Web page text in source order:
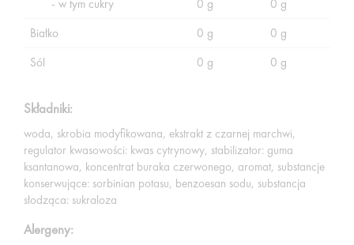
- w tym cukry
0 g
0 g
Białko
0 g
0 g
Sól
0 g 0 g
Składniki:
woda, skrobia modyfikowana, ekstrakt z czarnej marchwi,
regulator kwasowości: kwas cytrynowy, stabilizator: guma
ksantanowa, koncentrat buraka czerwonego, aromat, substancje
konserwujące: sorbinian potasu, benzoesan sodu, substancja
słodząca: sukraloza
Alergeny: